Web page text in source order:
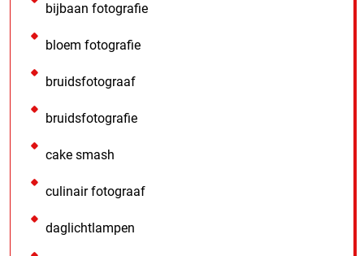
bijbaan fotografie
bloem fotografie
bruidsfotograaf
bruidsfotografie
cake smash
culinair fotograaf
daglichtlampen